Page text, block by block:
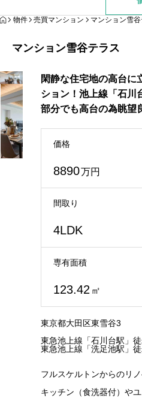
HOME
物件 売買マンション マンション雪
マンション雪谷テラス
閑静な住宅地の高台に
ション！池上線「石川
部分でも高台の為眺
価格
8890万円
間取り
4LDK
専有面積
123.42 ㎡
東京都大田区東雪谷3
東急池上線「石川台駅」
東急池上線「洗足池駅」
フルスケルトンからのリ
キッチン（食洗器付）や